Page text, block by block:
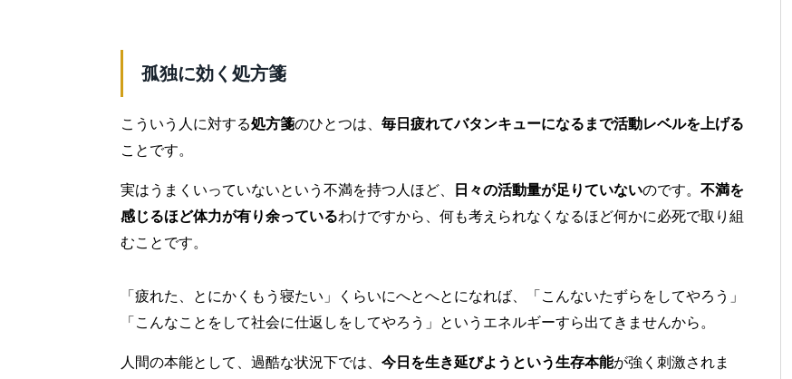
孤独に効く処方箋
こういう人に対する処方箋のひとつは、 毎日疲れてバタンキューになるまで活動レベルを上げる
ことです。
実はうまくいっていないという不満を持つ人ほど、 日々の活動量が足りていないのです。 不満を
感じるほど体力が有り余っているわけですから、何も考えられなくなるほど何かに必死で取り組
むことです。
「疲れた、とにかくもう寝たい」くらいにへとへとになれば、「こんないたずらをしてやろう」
「こんなことをして社会に仕返しをしてやろう」というエネルギーすら出てきませんから。
人間の本能として、過酷な状況下では、 今日を生き延びようという生存本能が強く刺激されま